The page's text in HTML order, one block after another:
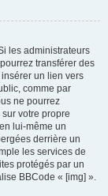
les administrateurs
transférer des
un lien vers
comme par
ne pourrez
votre propre
lui-même un
derrière un
les services de
protégés par un
BBCode « [img] ».